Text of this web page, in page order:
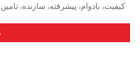
کیفیت، بادوام، پیشرفته، سازنده،